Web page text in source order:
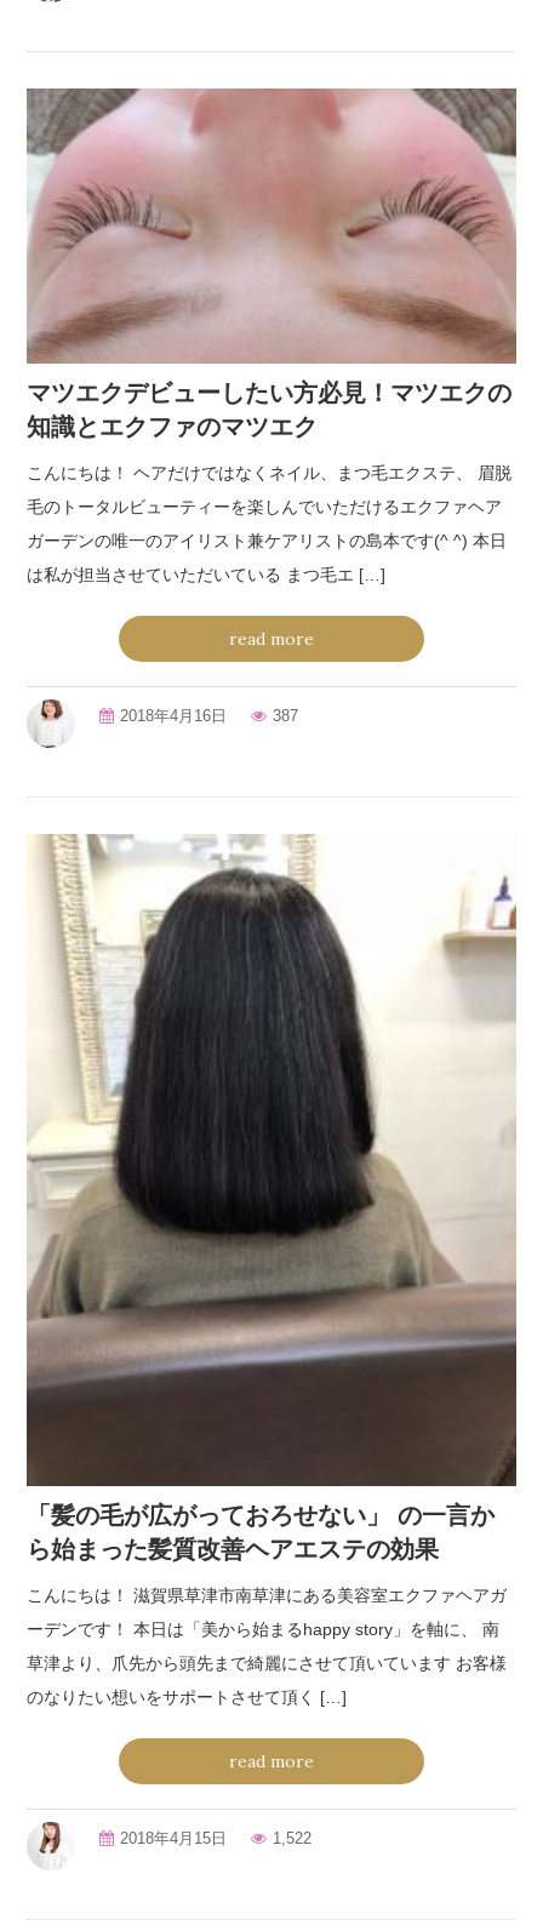
マツエクデビューしたい方必見！マツエクの
知識とエクファのマツエク
こんにちは！ ヘアだけではなくネイル、まつ毛エクステ、 眉脱
毛のトータルビューティーを楽しんでいただけるエクファヘア
ガーデンの唯一のアイリスト兼ケアリストの島本です(^ ^) 本日
は私が担当させていただいている まつ毛エ […]
read more
2018年4月16日 387
「髪の毛が広がっておろせない」 の一言か
ら始まった髪質改善ヘアエステの効果
こんにちは！ 滋賀県草津市南草津にある美容室エクファヘアガ
ーデンです！ 本日は「美から始まるhappy story」を軸に、 南
草津より、爪先から頭先まで綺麗にさせて頂いています お客様
のなりたい想いをサポートさせて頂く […]
read more
2018年4月15日 1,522